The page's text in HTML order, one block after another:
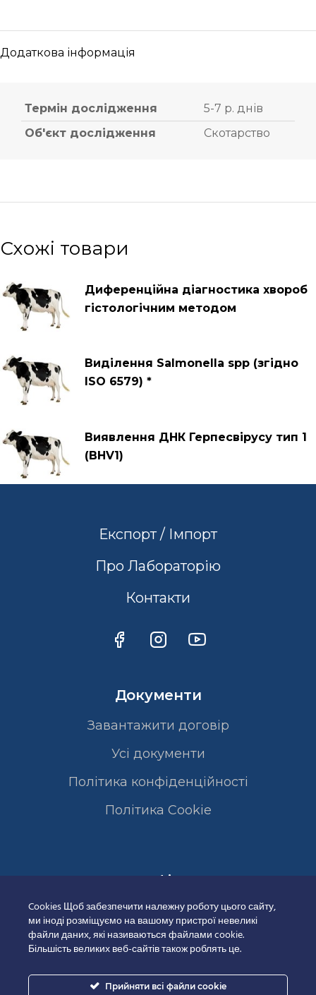
Додаткова інформація
Термін дослідження
5-7 р. днів
Об'єкт дослідження
Скотарство
Схожі товари
Диференційна діагностика хвороб
гістологічним методом
Виділення Salmonella spp (згідно
ISO 6579) *
Виявлення ДНК Герпесвірусу тип 1
(BHV1)
Експорт / Імпорт
Про Лабораторію
Контакти
Документи
Завантажити договір
Усі документи
Політика конфіденційності
Полiтика Cookie
Сертифікати
Cookies Щоб забезпечити належну роботу цього сайту,
ми іноді розміщуємо на вашому пристрої невеликі
файли даних, які називаються файлами cookie.
Більшість великих веб-сайтів також роблять це.
Прийняти всі файли cookie